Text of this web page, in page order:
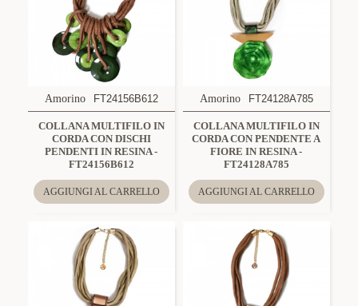
Amorino FT24156B612
COLLANA MULTIFILO IN
CORDA CON DISCHI
PENDENTI IN RESINA -
FT24156B612
AGGIUNGI AL CARRELLO
Amorino FT24128A785
COLLANA MULTIFILO IN
CORDA CON PENDENTE A
FIORE IN RESINA -
FT24128A785
AGGIUNGI AL CARRELLO